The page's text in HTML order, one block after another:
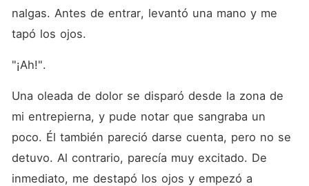
nalgas. Antes de entrar, levantó una mano y me
tapó los ojos.
"¡Ah!".
Una oleada de dolor se disparó desde la zona de
mi entrepierna, y pude notar que sangraba un
poco. Él también pareció darse cuenta, pero no se
detuvo. Al contrario, parecía muy excitado. De
inmediato, me destapó los ojos y empezó a